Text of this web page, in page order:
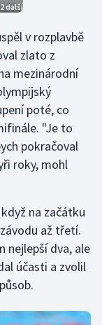
další
v rozplavbě
zlato z
mezinárodní
poté, co
"Je to
pokračoval
roky, mohl
na začátku
až třetí.
nejlepší dva, ale
účasti a zvolil